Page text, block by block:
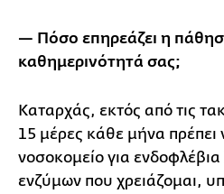
— Πόσο επηρεάζει η
καθημερινότητά σας;
Καταρχάς, εκτός από τις
15 μέρες κάθε μήνα πρέπει
νοσοκομείο για
ενζύμων που χρειάζομαι,